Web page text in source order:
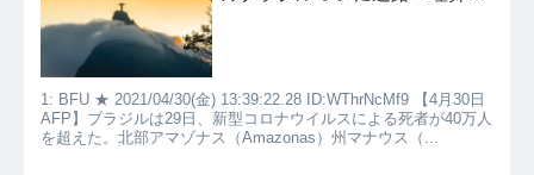
1: BFU ★ 2021/04/30(金) 13:39:22.28 ID:WThrNcMf9 【4月30日
AFP】ブラジルは29日、新型コロナウイルスによる死者が40万人
を超えた。北部アマゾナス（Amazonas）州マナウス（...